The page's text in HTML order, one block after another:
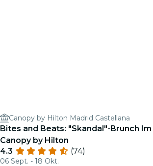
Canopy by Hilton Madrid Castellana
Bites and Beats: "Skandal"-Brunch Im
Canopy by Hilton
4.3
(74)
06 Sept. - 18 Okt.